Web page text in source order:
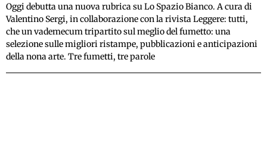
Oggi debutta una nuova rubrica su Lo Spazio Bianco. A cura di
Valentino Sergi, in collaborazione con la rivista Leggere: tutti,
che un vademecum tripartito sul meglio del fumetto: una
selezione sulle migliori ristampe, pubblicazioni e anticipazioni
della nona arte. Tre fumetti, tre parole